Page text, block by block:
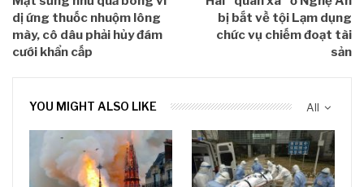
dị ứng thuốc nhuộm lông
mày, cô dâu phải hủy đám
cưới khẩn cấp
bị bắt về tội Lạm dụng
chức vụ chiếm đoạt tài
sản
All
YOU MIGHT ALSO LIKE